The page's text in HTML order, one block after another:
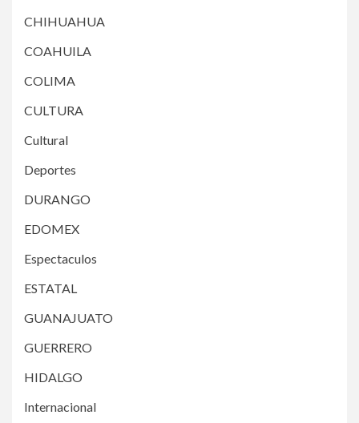
CHIHUAHUA
COAHUILA
COLIMA
CULTURA
Cultural
Deportes
DURANGO
EDOMEX
Espectaculos
ESTATAL
GUANAJUATO
GUERRERO
HIDALGO
Internacional